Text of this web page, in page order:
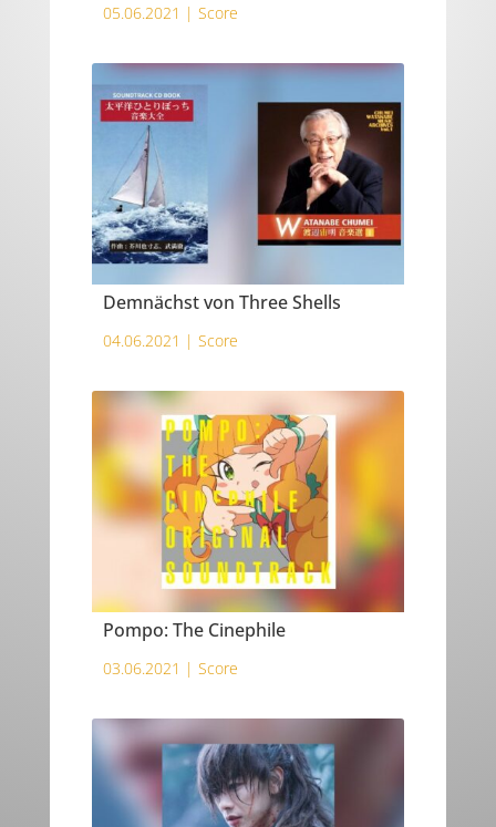
05.06.2021 | Score
Demnächst von Three Shells
04.06.2021 | Score
Pompo: The Cinephile
03.06.2021 | Score